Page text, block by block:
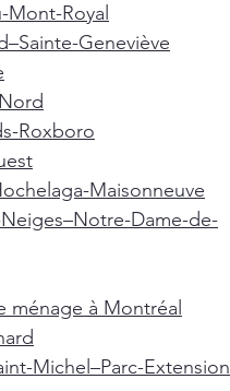
Mont-Royal
Geneviève
Roxboro
Maisonneuve
Dame-de-
ménage à Montréal
Michel–Parc-Extension